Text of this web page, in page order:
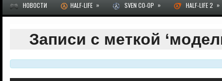
НОВОСТИ HALF-LIFE » SVEN CO-OP » HALF-LIFE 2 »
Записи с меткой